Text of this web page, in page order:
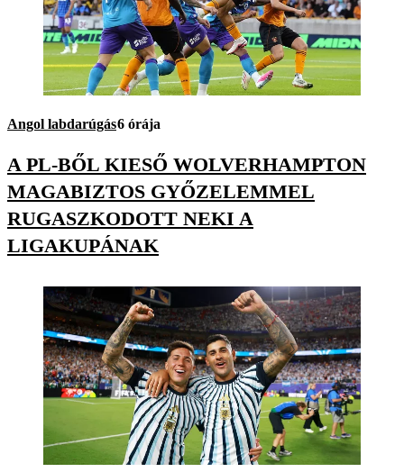
Angol labdarúgás6 órája
A PL-BŐL KIESŐ WOLVERHAMPTON
MAGABIZTOS GYŐZELEMMEL
RUGASZKODOTT NEKI A
LIGAKUPÁNAK